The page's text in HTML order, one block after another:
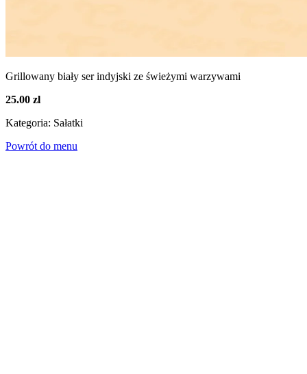
Grillowany biały ser indyjski ze świeżymi warzywami
25.00 zl
Kategoria: Sałatki
Powrót do menu